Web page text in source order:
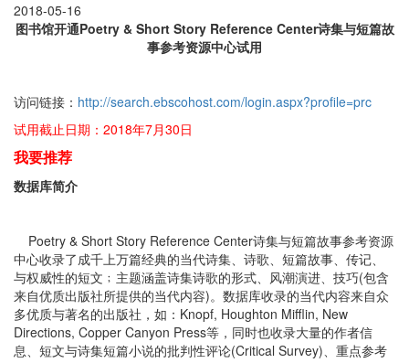
2018-05-16
图书馆开通Poetry & Short Story Reference Center诗集与短篇故
事参考资源中心试用
访问链接： http://search.ebscohost.com/login.aspx?profile=prc
试用截止日期：2018年7月30日
我要推荐
数据库简介
Poetry & Short Story Reference Center诗集与短篇故事参考资源
中心收录了成千上万篇经典的当代诗集、诗歌、短篇故事、传记、
与权威性的短文﹔主题涵盖诗集诗歌的形式、风潮演进、技巧(包含
来自优质出版社所提供的当代内容)。数据库收录的当代内容来自众
多优质与著名的出版社，如：Knopf, Houghton Mifflin, New
Directions, Copper Canyon Press等，同时也收录大量的作者信
息、短文与诗集短篇小说的批判性评论(Critical Survey)、重点参考